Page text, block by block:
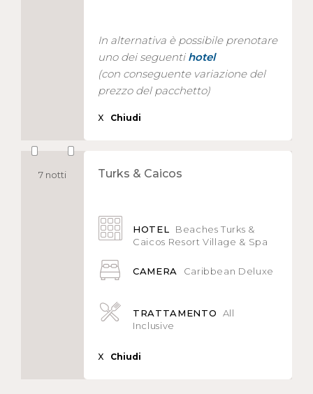
In alternativa è possibile prenotare
uno dei seguenti hotel
(con conseguente variazione del
prezzo del pacchetto)
X Chiudi
7 notti Turks & Caicos
HOTEL
Beaches Turks &
Caicos Resort Village & Spa
CAMERA Caribbean Deluxe
TRATTAMENTO
All
Inclusive
X Chiudi